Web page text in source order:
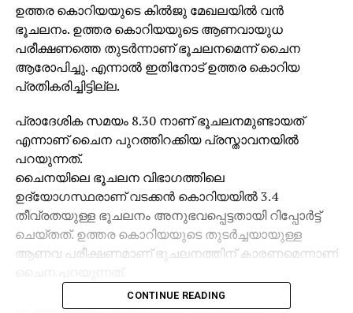
ഉത്തര കൊറിയയുടെ കില്‍ജു മേഖലയില്‍ വന്‍
ഭൂചലനം. ഉത്തര കൊറിയയുടെ ആണവായുധ
പരീക്ഷണത്തെ തുടര്‍ന്നാണ് ഭൂചലനമെന്ന് ചൈന
ആരോപിച്ചു. എന്നാല്‍ ഇതിനോട് ഉത്തര കൊറിയ
പ്രതികരിച്ചിട്ടില്ല.
പ്രാദേശിക സമയം 8.30 നാണ് ഭൂചലനമുണ്ടായത്
എന്നാണ് ചൈന പുറത്തിറക്കിയ പ്രസ്താവനയില്‍
പറയുന്നത്.
ചൈനയിലെ ഭൂചലന വിഭാഗത്തിലെ
ഉദ്യോഗസ്ഥരാണ് വടക്കന്‍ കൊറിയയില്‍ 3.4
തീവ്രതയുള്ള ഭൂചലനം അനുഭവപ്പെട്ടതായി റിപ്പോര്‍ട്ട്
ചെയ്തത്. ഉത്തര കൊറിയയുടെ തുടര്‍ച്ചയായുള്ള
ആണവ പരീക്ഷണമാണ് ഭൂചലനത്തിന് കാരണമെന്നാണ്
CONTINUE READING